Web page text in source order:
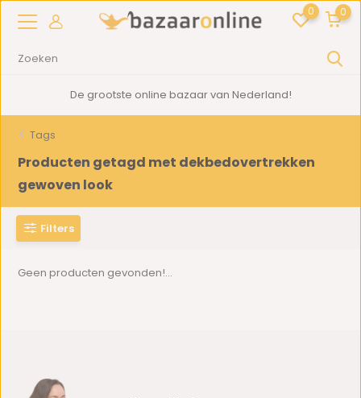
0 0
De grootste online bazaar van Nederland!
Tags
Producten getagd met dekbedovertrekken
gewoven look
Filters
Geen producten gevonden!...